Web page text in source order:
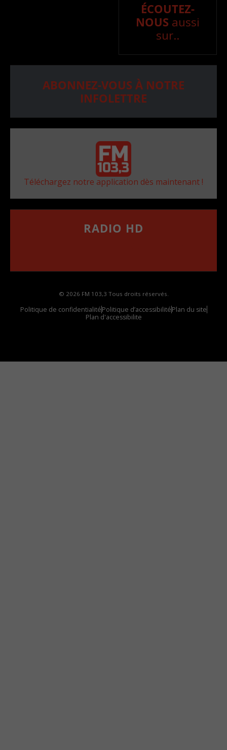
ÉCOUTEZ-
NOUS aussi
sur..
ABONNEZ-VOUS À NOTRE
INFOLETTRE
Téléchargez notre application dès maintenant !
RADIO HD
© 2026 FM 103,3 Tous droits réservés.
Politique de confidentialitéPolitique d’accessibilitéPlan du site
Plan d'accessibilite